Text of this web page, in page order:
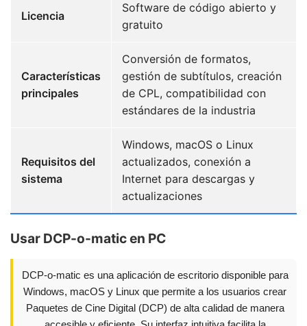
Licencia
Software de código abierto y
gratuito
Características
principales
Conversión de formatos,
gestión de subtítulos, creación
de CPL, compatibilidad con
estándares de la industria
Requisitos del
sistema
Windows, macOS o Linux
actualizados, conexión a
Internet para descargas y
actualizaciones
Usar DCP-o-matic en PC
DCP-o-matic es una aplicación de escritorio disponible para
Windows, macOS y Linux que permite a los usuarios crear
Paquetes de Cine Digital (DCP) de alta calidad de manera